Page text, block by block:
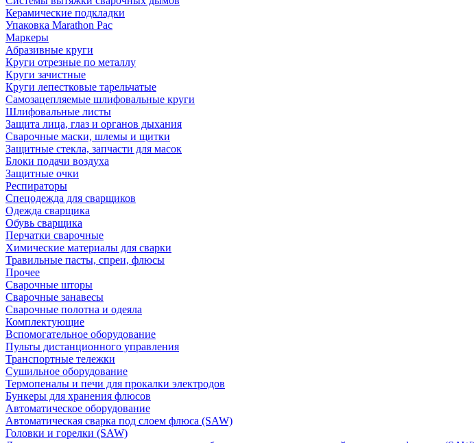
Керамические подкладки
Упаковка Marathon Pac
Маркеры
Абразивные круги
Круги отрезные по металлу
Круги зачистные
Круги лепестковые тарельчатые
Самозацепляемые шлифовальные круги
Шлифовальные листы
Защита лица, глаз и органов дыхания
Сварочные маски, шлемы и щитки
Защитные стекла, запчасти для масок
Блоки подачи воздуха
Защитные очки
Респираторы
Спецодежда для сварщиков
Одежда сварщика
Обувь сварщика
Перчатки сварочные
Химические материалы для сварки
Травильные пасты, спреи, флюсы
Прочее
Сварочные шторы
Сварочные занавесы
Сварочные полотна и одеяла
Комплектующие
Вспомогательное оборудование
Пульты дистанционного управления
Транспортные тележки
Сушильное оборудование
Термопеналы и печи для прокалки электродов
Бункеры для хранения флюсов
Автоматическое оборудование
Автоматическая сварка под слоем флюса (SAW)
Головки и горелки (SAW)